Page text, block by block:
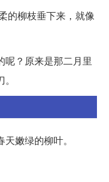
的柳枝垂下来，就像
呢？原来是那二月里
嫩绿的柳叶。